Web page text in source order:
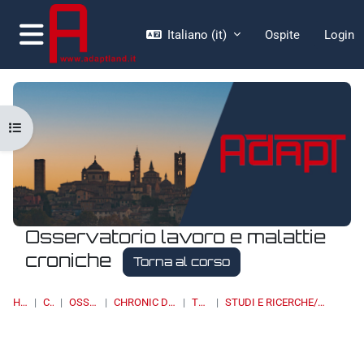
Vai al contenuto principale
Pannello laterale
Italiano ‎(it)‎ Ospite Login
Osservatorio lavoro e malattie
croniche
Torna al corso
HOME CORSI OSSERVATORI CHRONIC DISEASES & WORK TOPIC 10 STUDI E RICERCHE/ STUDIES AND RESEARCH
Apri indice del corso